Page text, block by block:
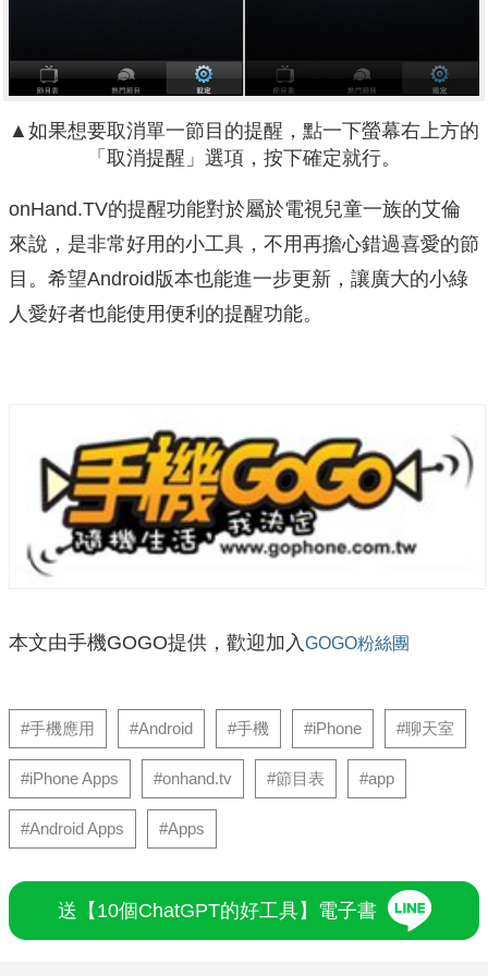
▲如果想要取消單一節目的提醒，點一下螢幕右上方的
「取消提醒」選項，按下確定就行。
onHand.TV的提醒功能對於屬於電視兒童一族的艾倫
來說，是非常好用的小工具，不用再擔心錯過喜愛的節
目。希望Android版本也能進一步更新，讓廣大的小綠
人愛好者也能使用便利的提醒功能。
本文由手機GOGO提供，歡迎加入 GOGO粉絲團
#手機應用 #Android #手機 #iPhone #聊天室
#iPhone Apps #onhand.tv #節目表 #app
#Android Apps #Apps
送【10個ChatGPT的好工具】電子書